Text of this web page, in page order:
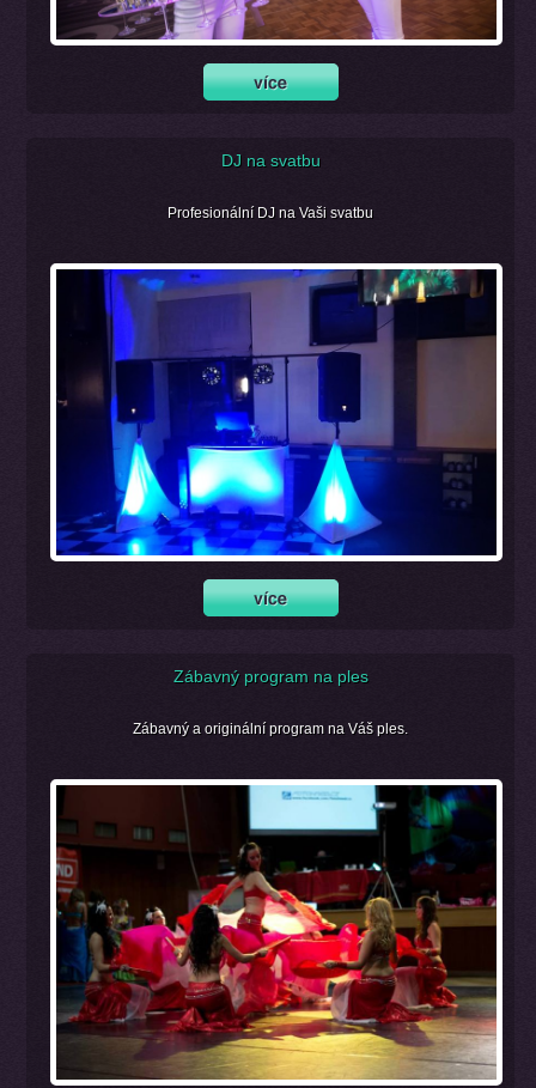
DJ na svatbu
Profesionální DJ na Vaši svatbu
Zábavný program na ples
Zábavný a originální program na Váš ples.